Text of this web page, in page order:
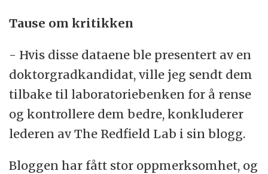
Tause om kritikken
- Hvis disse dataene ble presentert av en
doktorgradkandidat, ville jeg sendt dem
tilbake til laboratoriebenken for å rense
og kontrollere dem bedre, konkluderer
lederen av The Redfield Lab i sin blogg.
Bloggen har fått stor oppmerksomhet, og